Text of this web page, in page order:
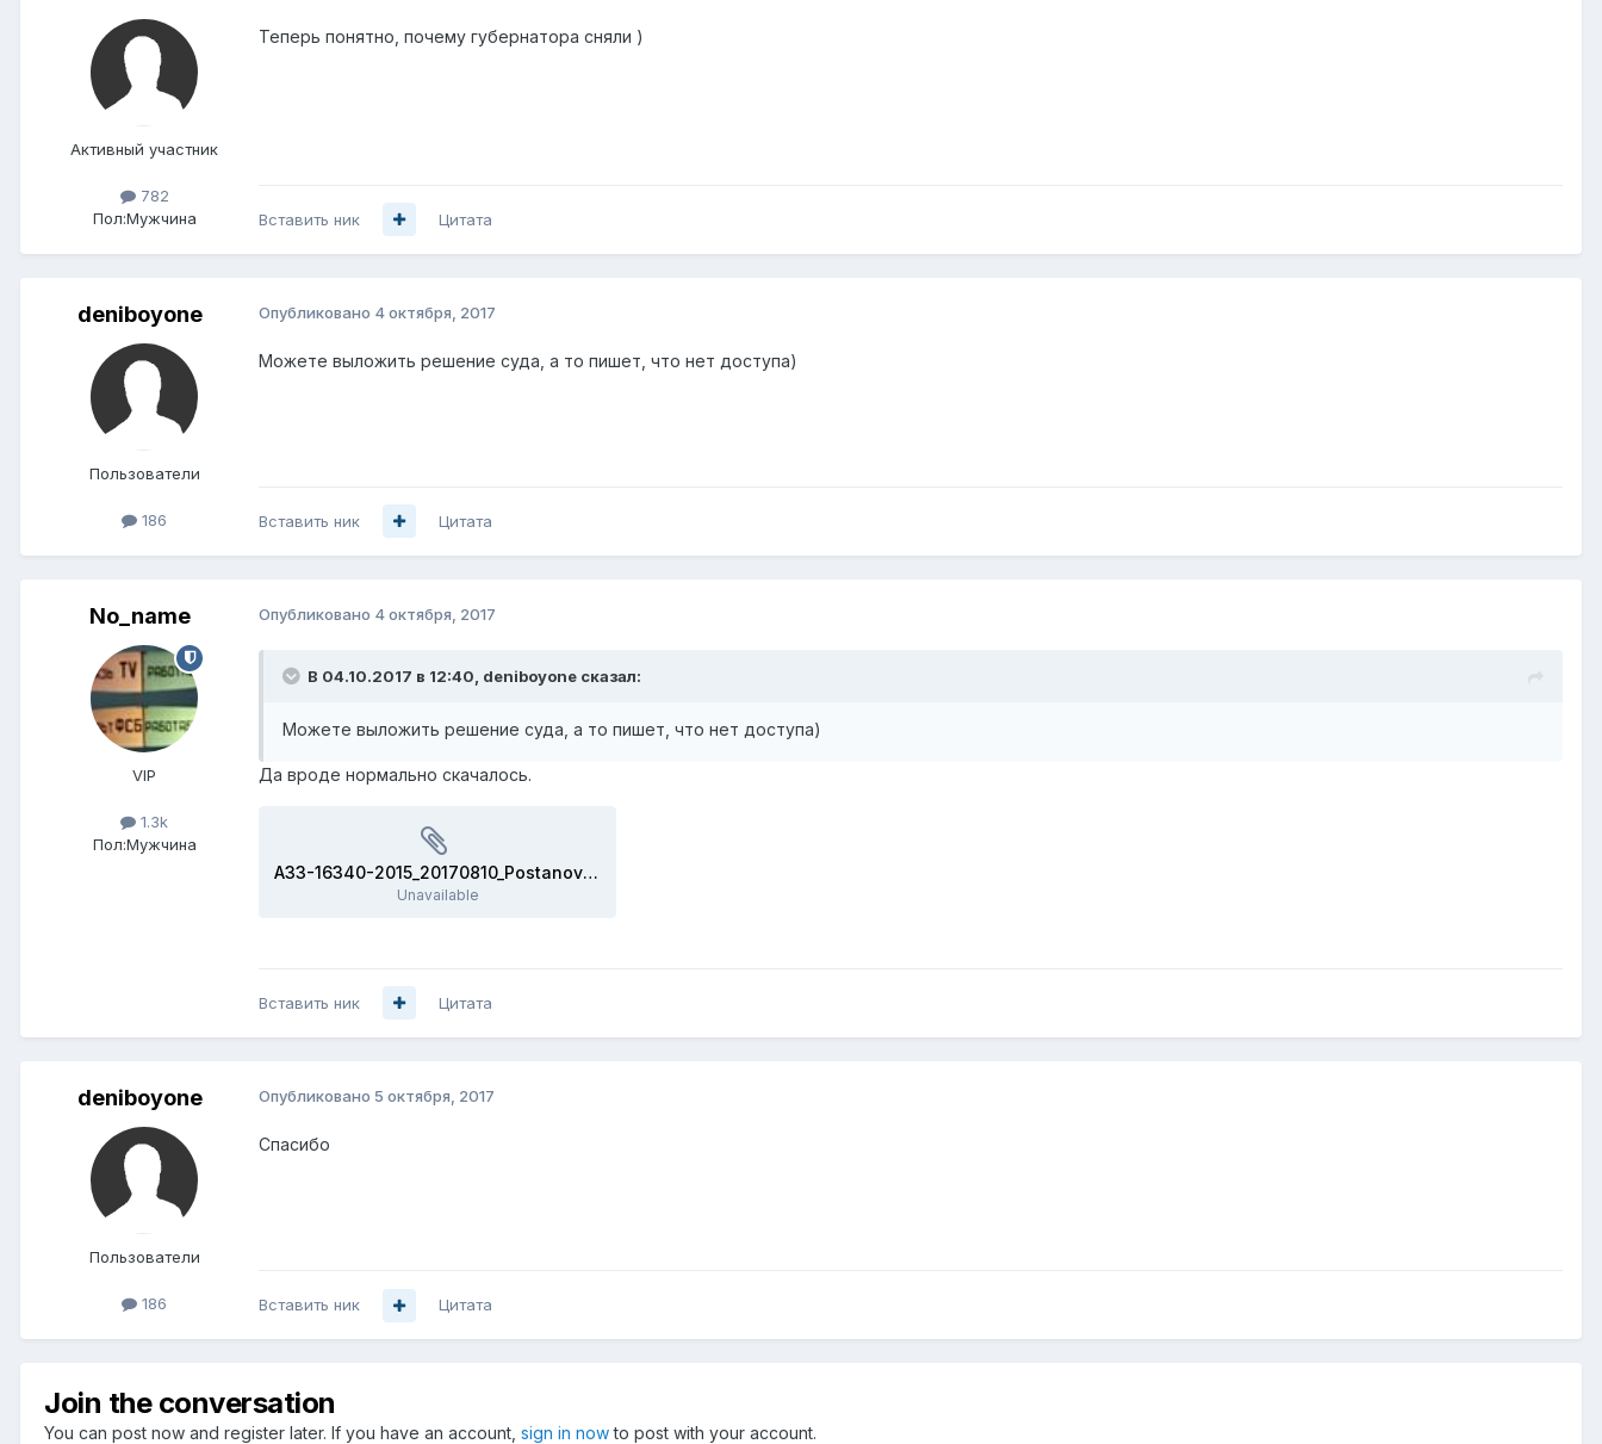
Активный участник
782
Пол:Мужчина
Теперь понятно, почему губернатора сняли )
Вставить ник Цитата
deniboyone
Пользователи
186
Опубликовано 4 октября, 2017
Можете выложить решение суда, а то пишет, что нет доступа)
Вставить ник Цитата
No_name
VIP
1.3k
Пол:Мужчина
Опубликовано 4 октября, 2017
В 04.10.2017 в 12:40, deniboyone сказал:
Можете выложить решение суда, а то пишет, что нет доступа)
Да вроде нормально скачалось.
A33-16340-2015_20170810_Postanovlenie_apelljacionnoj_instancii.pdf
Unavailable
Вставить ник Цитата
deniboyone
Пользователи
186
Опубликовано 5 октября, 2017
Спасибо
Вставить ник Цитата
Join the conversation
You can post now and register later. If you have an account, sign in nowto post with your account.